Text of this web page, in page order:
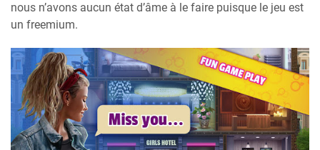
nous n’avons aucun état d’âme à le faire puisque le jeu est
un freemium.